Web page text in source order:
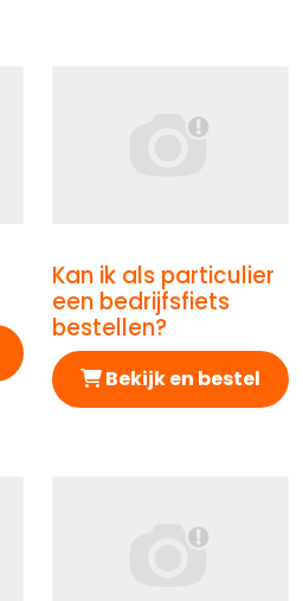
zijn standaard?
Afbeelding Kan ik als
Kan ik als particulier
een bedrijfsfiets
bestellen?
Bekijk en bestel